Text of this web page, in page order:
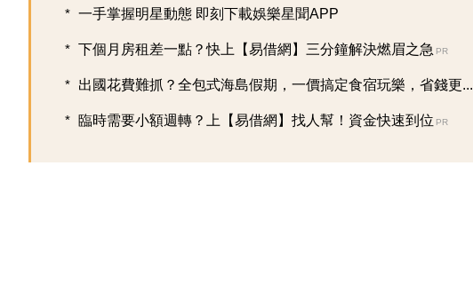
一手掌握明星動態 即刻下載娛樂星聞APP
下個月房租差一點？快上【易借網】三分鐘解決燃眉之急 PR
出國花費難抓？全包式海島假期，一價搞定食宿玩樂，省錢更...
臨時需要小額週轉？上【易借網】找人幫！資金快速到位 PR